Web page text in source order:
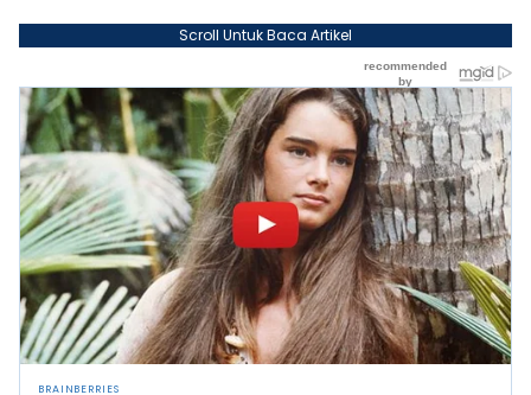
Scroll Untuk Baca Artikel